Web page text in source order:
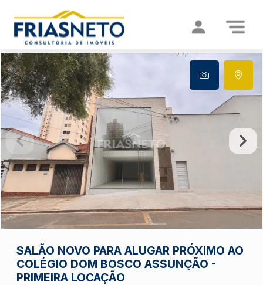
SALÃO NOVO PARA ALUGAR PRÓXIMO AO
COLÉGIO DOM BOSCO ASSUNÇÃO -
PRIMEIRA LOCAÇÃO